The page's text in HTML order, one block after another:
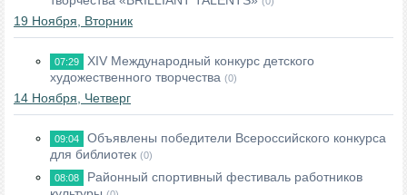
19 Ноября, Вторник
07:29
XIV Международный конкурс детского
художественного творчества (0)
14 Ноября, Четверг
09:04
Объявлены победители Всероссийского конкурса
для библиотек (0)
08:08
Районный спортивный фестиваль работников